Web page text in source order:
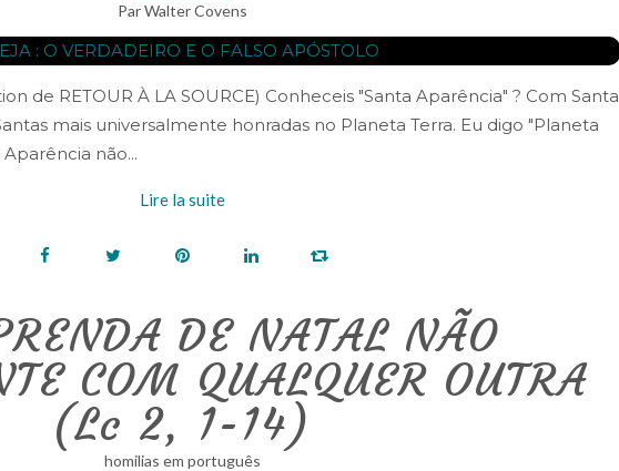
Par Walter Covens
de RETOUR À LA SOURCE) Conheceis "Santa Aparência" ? Com Santa
mais universalmente honradas no Planeta Terra. Eu digo "Planeta
não...
Lire la suite
DE NATAL NÃO
COM QUALQUER OUTRA
(Lc 2, 1-14)
homilias em português